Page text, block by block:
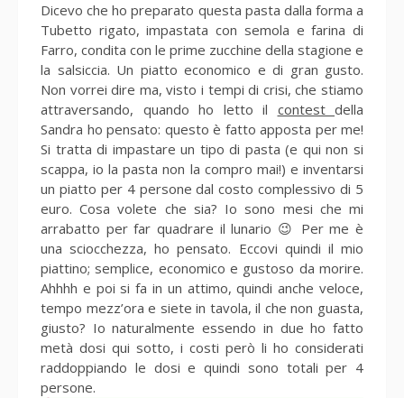
Dicevo che ho preparato questa pasta dalla forma a
Tubetto rigato, impastata con semola e farina di
Farro, condita con le prime zucchine della stagione e
la salsiccia. Un piatto economico e di gran gusto.
Non vorrei dire ma, visto i tempi di crisi, che stiamo
attraversando, quando ho letto il contest della
Sandra ho pensato: questo è fatto apposta per me!
Si tratta di impastare un tipo di pasta (e qui non si
scappa, io la pasta non la compro mai!) e inventarsi
un piatto per 4 persone dal costo complessivo di 5
euro. Cosa volete che sia? Io sono mesi che mi
arrabatto per far quadrare il lunario 😉 Per me è
una sciocchezza, ho pensato. Eccovi quindi il mio
piattino; semplice, economico e gustoso da morire.
Ahhhh e poi si fa in un attimo, quindi anche veloce,
tempo mezz’ora e siete in tavola, il che non guasta,
giusto? Io naturalmente essendo in due ho fatto
metà dosi qui sotto, i costi però li ho considerati
raddoppiando le dosi e quindi sono totali per 4
persone.